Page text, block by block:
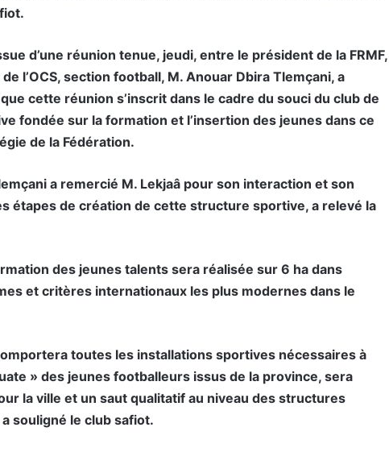
d’une réunion tenue, jeudi, entre le président de la FRMF,
l’OCS, section football, M. Anouar Dbira Tlemçani, a
cette réunion s’inscrit dans le cadre du souci du club de
fondée sur la formation et l’insertion des jeunes dans ce
de la Fédération.
a remercié M. Lekjaâ pour son interaction et son
étapes de création de cette structure sportive, a relevé la
des jeunes talents sera réalisée sur 6 ha dans
et critères internationaux les plus modernes dans le
toutes les installations sportives nécessaires à
» des jeunes footballeurs issus de la province, sera
la ville et un saut qualitatif au niveau des structures
souligné le club safiot.